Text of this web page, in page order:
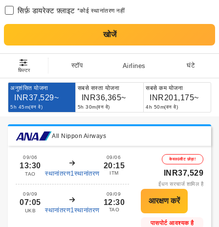
सिर्फ़ डायरेक्ट फ़्लाइट *कोई स्थानांतरण नहीं
खोजें
फ़िल्टर
स्टॉप Airlines घंटे
अनुशंसित योजना
INR37,529~
5h 45m(वन वे)
सबसे सस्ता योजना
INR36,365~
5h 30m(वन वे)
सबसे कम योजना
INR201,175~
4h 50m(वन वे)
All Nippon Airways
09/06
13:30
TAO स्थानांतरण1स्थानांतरण
09/06
20:15
ITM
09/09
07:05
UKB स्थानांतरण1स्थानांतरण
09/09
12:30
TAO
केवल6सीट छोड़ा!
INR37,529
ईंधन सरचार्ज शामिल है
पासपोर्ट आवश्यक है